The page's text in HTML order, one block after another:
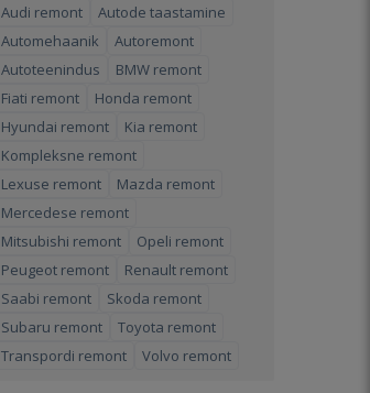
Audi remont
Autode taastamine
Automehaanik
Autoremont
Autoteenindus
BMW remont
Fiati remont
Honda remont
Hyundai remont
Kia remont
Kompleksne remont
Lexuse remont
Mazda remont
Mercedese remont
Mitsubishi remont
Opeli remont
Peugeot remont
Renault remont
Saabi remont
Skoda remont
Subaru remont
Toyota remont
Transpordi remont
Volvo remont